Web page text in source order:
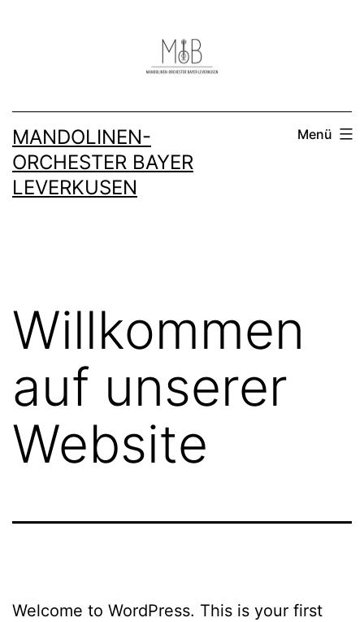
MANDOLINEN-
ORCHESTER BAYER
LEVERKUSEN
Menü
Willkommen
auf unserer
Website
Welcome to WordPress. This is your first